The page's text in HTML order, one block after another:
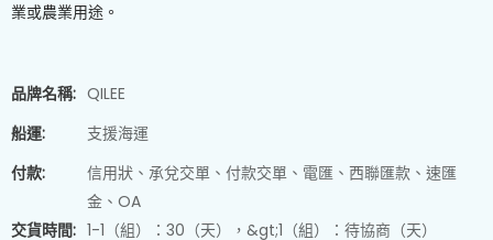
業或農業用途。
品牌名稱: QILEE
船運:
支援海運
付款:
信用狀、承兌交單、付款交單、電匯、西聯匯款、速匯
金、OA
交貨時間: 1-1（組）：30（天），&gt;1（組）：待協商（天）